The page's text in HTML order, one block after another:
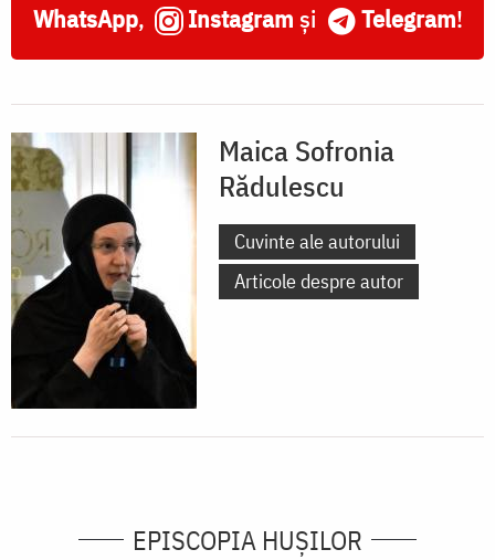
WhatsApp, Instagram și Telegram!
Maica Sofronia
Rădulescu
Cuvinte ale autorului
Articole despre autor
EPISCOPIA HUŞILOR